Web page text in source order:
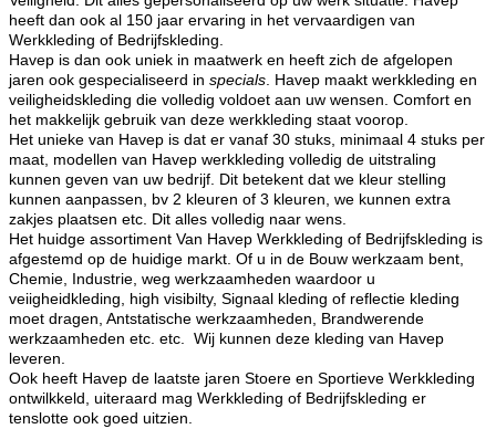
heeft dan ook al 150 jaar ervaring in het vervaardigen van
Werkkleding of Bedrijfskleding.
Havep is dan ook uniek in maatwerk en heeft zich de afgelopen
jaren ook gespecialiseerd in specials. Havep maakt werkkleding en
veiligheidskleding die volledig voldoet aan uw wensen. Comfort en
het makkelijk gebruik van deze werkkleding staat voorop.
Het unieke van Havep is dat er vanaf 30 stuks, minimaal 4 stuks per
maat, modellen van Havep werkkleding volledig de uitstraling
kunnen geven van uw bedrijf. Dit betekent dat we kleur stelling
kunnen aanpassen, bv 2 kleuren of 3 kleuren, we kunnen extra
zakjes plaatsen etc. Dit alles volledig naar wens.
Het huidge assortiment Van Havep Werkkleding of Bedrijfskleding is
afgestemd op de huidige markt. Of u in de Bouw werkzaam bent,
Chemie, Industrie, weg werkzaamheden waardoor u
veiigheidkleding, high visibilty, Signaal kleding of reflectie kleding
moet dragen, Antstatische werkzaamheden, Brandwerende
werkzaamheden etc. etc. Wij kunnen deze kleding van Havep
leveren.
Ook heeft Havep de laatste jaren Stoere en Sportieve Werkkleding
ontwilkkeld, uiteraard mag Werkkleding of Bedrijfskleding er
tenslotte ook goed uitzien.